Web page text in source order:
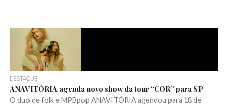
DESTAQUE
ANAVITÓRIA agenda novo show da tour “COR” para SP
O duo de folk e MPBpop ANAVITÓRIA agendou para 18 de